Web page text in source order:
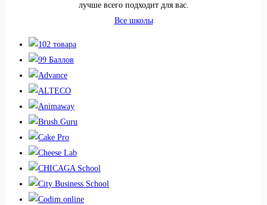
лучше всего подходит для вас.
Все школы